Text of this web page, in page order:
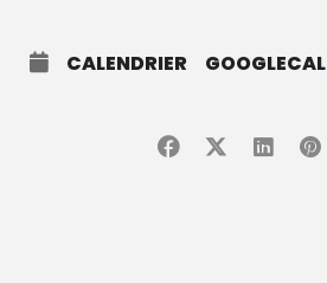
CALENDRIER GOOGLECAL